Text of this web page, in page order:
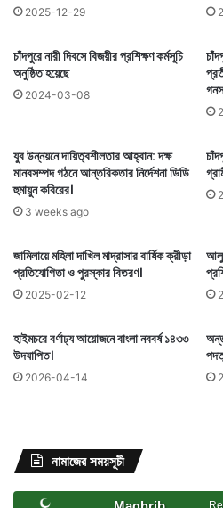
2025-12-29
চাঁদপুরে নারী দিবসে বিজয়ীর প্রশিক্ষণ কর্মসূচি
অনুষ্ঠিত হয়েছে
2024-03-08
যুব উন্নয়নে দায়িত্বশীলতার আহ্বান: দক্ষ
মানবসম্পদ গঠনে আন্তরিকতার নির্দেশনা ডিডি
হুমায়ুন কবিরের।
3 weeks ago
জামিলায়ে মহিলা দাখিল মাদ্রাসার বার্ষিক ক্রীড়া
প্রতিযোগিতা ও পুরস্কার বিতরণ।
2025-02-12
হাইমচরে বর্ণাঢ্য আয়োজনে বাংলা নববর্ষ ১৪৩৩
উদযাপিত।
2026-04-14
নামাজের সময়সূচী